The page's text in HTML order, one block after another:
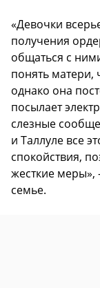
«Девочки
получения
общаться с
понять матери,
однако она
посылает
слезные
и Таллуле все
спокойствия,
жесткие меры»,
семье.